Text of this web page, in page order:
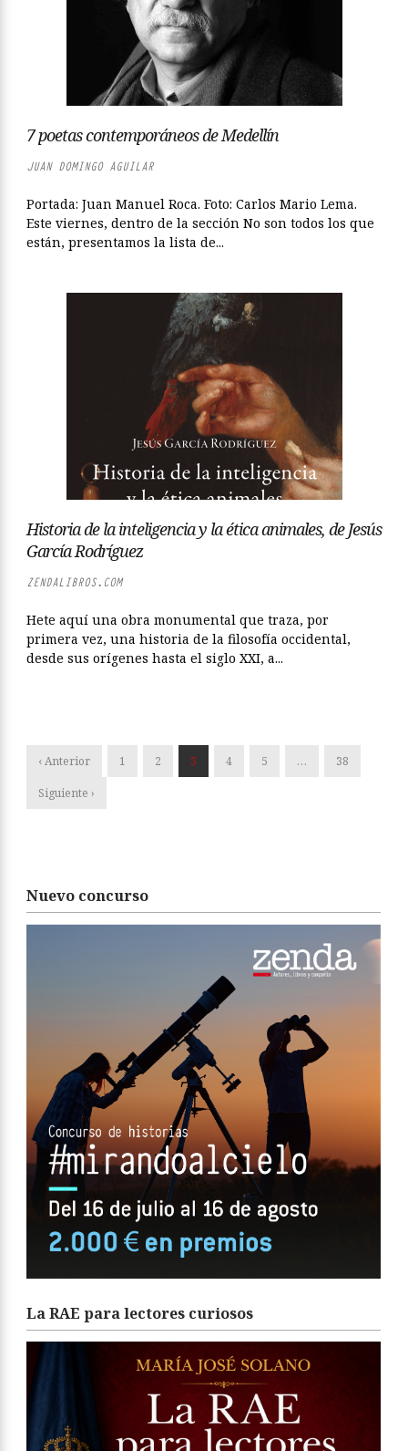
7 poetas contemporáneos de Medellín
JUAN DOMINGO AGUILAR
Portada: Juan Manuel Roca. Foto: Carlos Mario Lema.
Este viernes, dentro de la sección No son todos los que
están, presentamos la lista de...
Historia de la inteligencia y la ética animales, de Jesús
García Rodríguez
ZENDALIBROS.COM
Hete aquí una obra monumental que traza, por
primera vez, una historia de la filosofía occidental,
desde sus orígenes hasta el siglo XXI, a...
‹ Anterior 1 2 3 4 5 … 38
Siguiente ›
Nuevo concurso
La RAE para lectores curiosos